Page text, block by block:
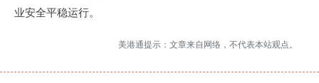
业安全平稳运行。
美港通提示：文章来自网络，不代表本站观点。